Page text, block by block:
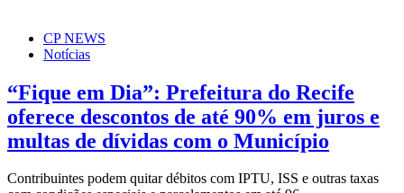
CP NEWS
Notícias
“Fique em Dia”: Prefeitura do Recife
oferece descontos de até 90% em juros e
multas de dívidas com o Município
Contribuintes podem quitar débitos com IPTU, ISS e outras taxas